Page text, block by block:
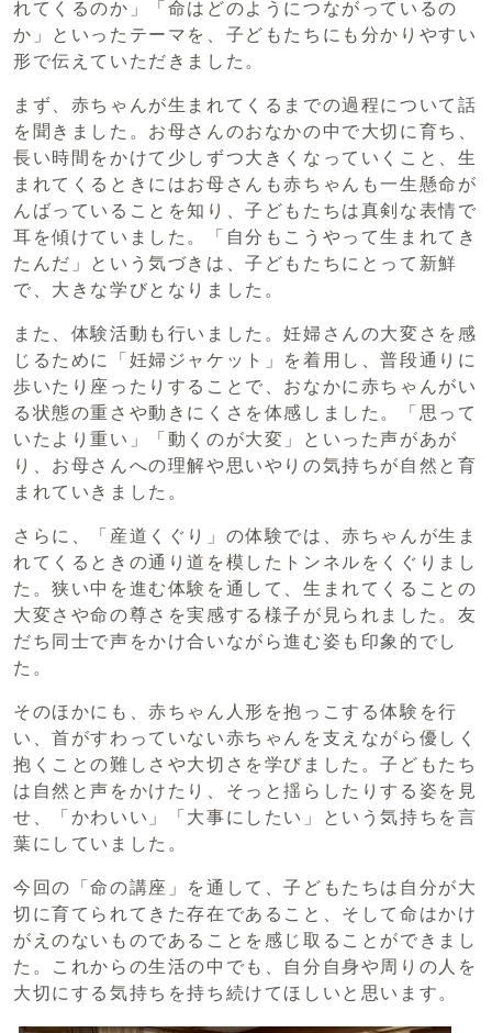
れてくるのか」「命はどのようにつながっているの
か」といったテーマを、子どもたちにも分かりやすい
形で伝えていただきました。
まず、赤ちゃんが生まれてくるまでの過程について話
を聞きました。お母さんのおなかの中で大切に育ち、
長い時間をかけて少しずつ大きくなっていくこと、生
まれてくるときにはお母さんも赤ちゃんも一生懸命が
んばっていることを知り、子どもたちは真剣な表情で
耳を傾けていました。「自分もこうやって生まれてき
たんだ」という気づきは、子どもたちにとって新鮮
で、大きな学びとなりました。
また、体験活動も行いました。妊婦さんの大変さを感
じるために「妊婦ジャケット」を着用し、普段通りに
歩いたり座ったりすることで、おなかに赤ちゃんがい
る状態の重さや動きにくさを体感しました。「思って
いたより重い」「動くのが大変」といった声があが
り、お母さんへの理解や思いやりの気持ちが自然と育
まれていきました。
さらに、「産道くぐり」の体験では、赤ちゃんが生ま
れてくるときの通り道を模したトンネルをくぐりまし
た。狭い中を進む体験を通して、生まれてくることの
大変さや命の尊さを実感する様子が見られました。友
だち同士で声をかけ合いながら進む姿も印象的でし
た。
そのほかにも、赤ちゃん人形を抱っこする体験を行
い、首がすわっていない赤ちゃんを支えながら優しく
抱くことの難しさや大切さを学びました。子どもたち
は自然と声をかけたり、そっと揺らしたりする姿を見
せ、「かわいい」「大事にしたい」という気持ちを言
葉にしていました。
今回の「命の講座」を通して、子どもたちは自分が大
切に育てられてきた存在であること、そして命はかけ
がえのないものであることを感じ取ることができまし
た。これからの生活の中でも、自分自身や周りの人を
大切にする気持ちを持ち続けてほしいと思います。